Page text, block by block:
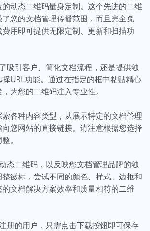
动态二维码量身定制。这个先进的二维
您的文档管理传播范围，而且完全免
用即可提供无限定制、更新和扫描功
吸引客户、简化文档流程，还是提供独
URL功能。通过在指定的框中粘贴精心
为您的二维码注入专业性。
各种内容类型，从展示特定的文档管理
您网站的直接链接。请注意根据您选择
。
态二维码，以反映您文档管理品牌的独
徽标，尝试不同的颜色、样式、边框和
文档解决方案效率和质量相符的二维
册的用户，只需点击下载按钮即可保存